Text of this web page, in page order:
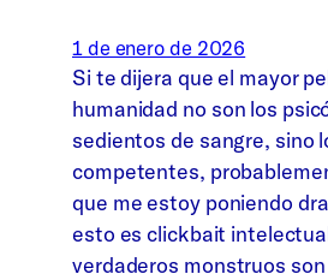
1 de enero de 2026
Si te dijera que el mayor
humanidad no son los
sedientos de sangre, sino
competentes,
que me estoy poniendo
esto es clickbait
verdaderos monstruos